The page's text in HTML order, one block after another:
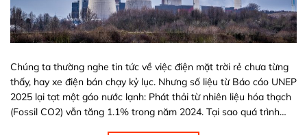
Chúng ta thường nghe tin tức về việc điện mặt trời rẻ chưa từng
thấy, hay xe điện bán chạy kỷ lục. Nhưng số liệu từ Báo cáo UNEP
2025 lại tạt một gáo nước lạnh: Phát thải từ nhiên liệu hóa thạch
(Fossil CO2) vẫn tăng 1.1% trong năm 2024. Tại sao quá trình…